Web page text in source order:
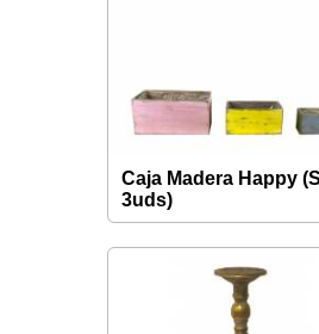
Caja Madera Happy
3uds)